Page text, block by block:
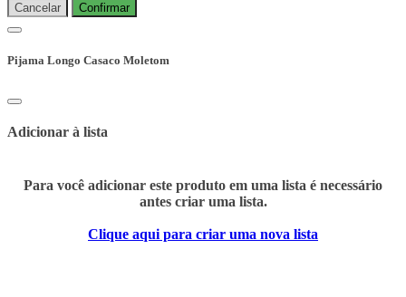
Cancelar Confirmar
Pijama Longo Casaco Moletom
Adicionar à lista
Para você adicionar este produto em uma lista é necessário
antes criar uma lista.
Clique aqui para criar uma nova lista